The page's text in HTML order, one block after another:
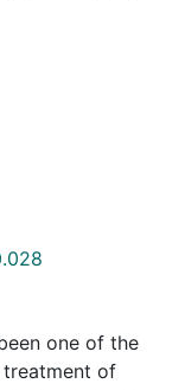
one of the
of